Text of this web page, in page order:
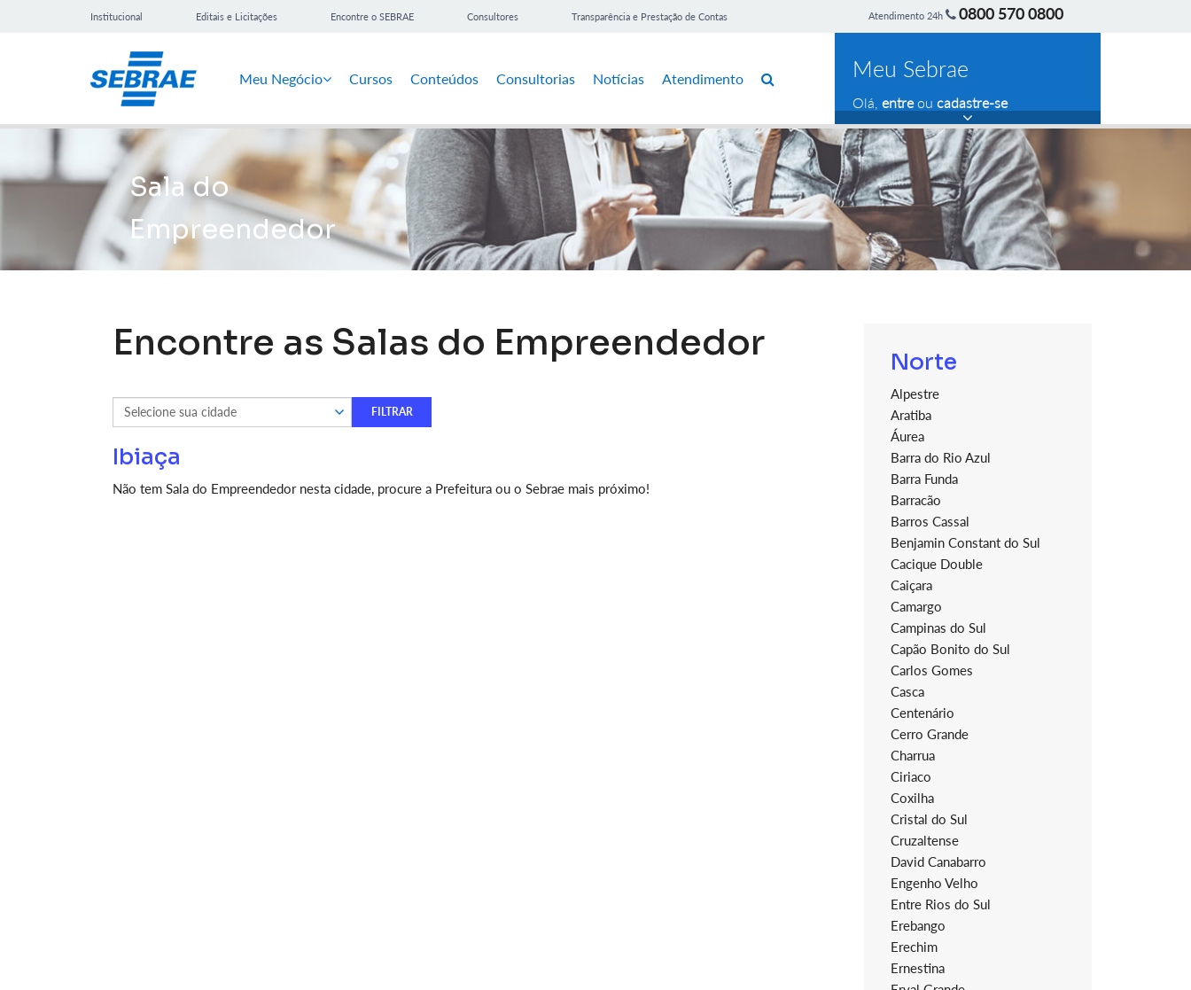
Institucional Editais e Licitações Encontre o SEBRAE Consultores Transparência e Prestação de Contas Atendimento 24h 0800 570 0800
Meu Negócio Cursos Conteúdos Consultorias Notícias Atendimento Meu Sebrae
Olá, entreou cadastre-se
Sala do
Empreendedor
Encontre as Salas do Empreendedor
Ibiaça
Não tem Sala do Empreendedor nesta cidade, procure a Prefeitura ou o Sebrae mais próximo!
Norte
Alpestre
Aratiba
Áurea
Barra do Rio Azul
Barra Funda
Barracão
Barros Cassal
Benjamin Constant do Sul
Cacique Double
Caiçara
Camargo
Campinas do Sul
Capão Bonito do Sul
Carlos Gomes
Casca
Centenário
Cerro Grande
Charrua
Ciriaco
Coxilha
Cristal do Sul
Cruzaltense
David Canabarro
Engenho Velho
Entre Rios do Sul
Erebango
Erechim
Ernestina